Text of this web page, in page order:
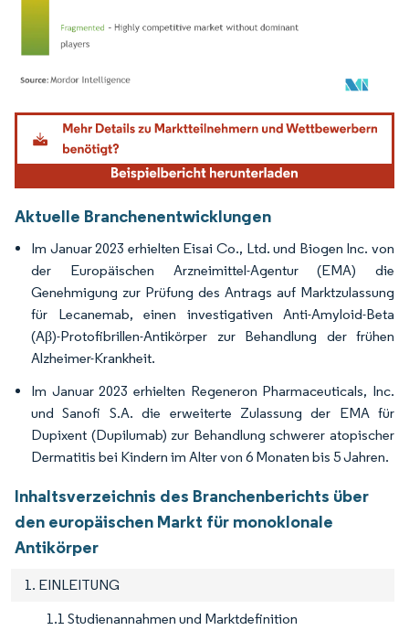
Bild © Mordor Intelligence. Wiederverwendung erfordert Namensnennung gemäß
Aktuelle Branchenentwicklungen
Im Januar 2023 erhielten Eisai Co., Ltd. und Biogen Inc. von
der Europäischen Arzneimittel-Agentur (EMA) die
Genehmigung zur Prüfung des Antrags auf Marktzulassung
für Lecanemab, einen investigativen Anti-Amyloid-Beta
(Aβ)-Protofibrillen-Antikörper zur Behandlung der frühen
Alzheimer-Krankheit.
Im Januar 2023 erhielten Regeneron Pharmaceuticals, Inc.
und Sanofi S.A. die erweiterte Zulassung der EMA für
Dupixent (Dupilumab) zur Behandlung schwerer atopischer
Dermatitis bei Kindern im Alter von 6 Monaten bis 5 Jahren.
Inhaltsverzeichnis des Branchenberichts über
den europäischen Markt für monoklonale
Antikörper
1. EINLEITUNG
1.1 Studienannahmen und Marktdefinition